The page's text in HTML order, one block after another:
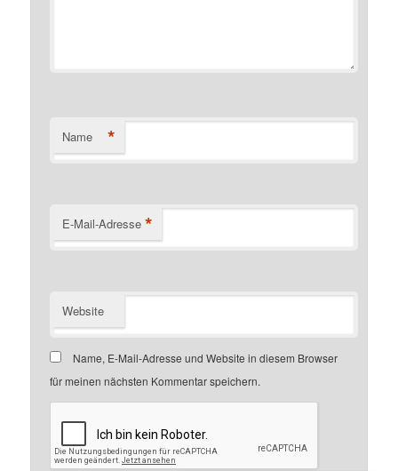
Name *
E-Mail-Adresse *
Website
Name, E-Mail-Adresse und Website in diesem Browser
für meinen nächsten Kommentar speichern.